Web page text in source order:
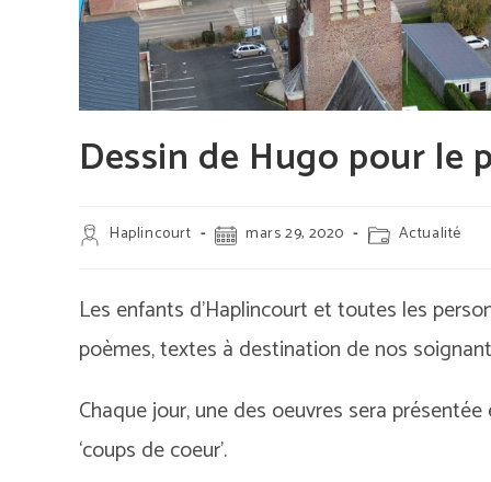
Dessin de Hugo pour le
Auteur/autrice
de
Haplincourt
Publication
publiée :
mars 29, 2020
Post
category:
Actualité
Les enfants d’Haplincourt et toutes les
poèmes, textes à destination de nos
Chaque jour, une des oeuvres sera
‘coups de coeur’.